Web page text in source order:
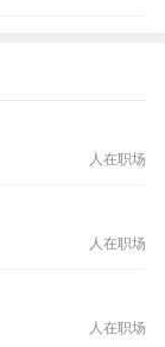
人在职场
人在职场
人在职场